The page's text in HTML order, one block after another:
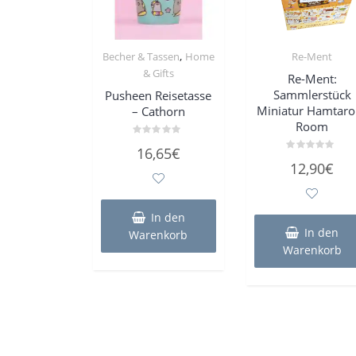
Becher & Tassen, Home
& Gifts
Pusheen Reisetasse
– Cathorn
mit
16,65€
In den
Warenkorb
Re-Ment
Re-Ment:
Sammlerstück
Miniatur
Room
mit
12,90€
In den
Warenkorb